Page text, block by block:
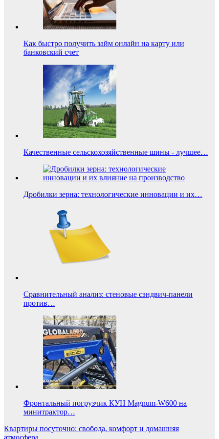
Как быстро получить займ онлайн на карту или
банковский счет
Качественные сельскохозяйственные шины - лучшее…
Дробилки зерна: технологические инновации и их…
Сравнительный анализ: стеновые сэндвич-панели
против…
Фронтальный погрузчик КУН Magnum-W600 на
минитрактор…
Навигация
Квартиры посуточно: свобода, комфорт и домашняя
атмосфера